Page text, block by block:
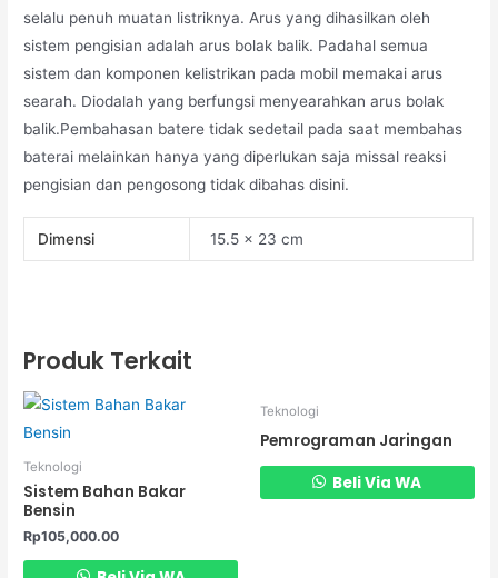
selalu penuh muatan listriknya. Arus yang dihasilkan oleh
sistem pengisian adalah arus bolak balik. Padahal semua
sistem dan komponen kelistrikan pada mobil memakai arus
searah. Diodalah yang berfungsi menyearahkan arus bolak
balik.Pembahasan batere tidak sedetail pada saat membahas
baterai melainkan hanya yang diperlukan saja missal reaksi
pengisian dan pengosong tidak dibahas disini.
Dimensi 15.5 × 23 cm
Produk Terkait
Teknologi
Sistem Bahan Bakar
Bensin
Rp105,000.00
Teknologi
Pemrograman Jaringan
Beli Via WA